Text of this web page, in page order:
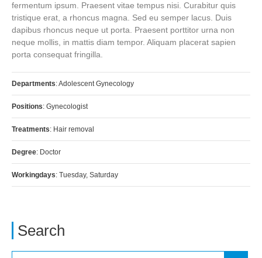
Search
fermentum ipsum. Praesent vitae tempus nisi. Curabitur quis
tristique erat, a rhoncus magna. Sed eu semper lacus. Duis
dapibus rhoncus neque ut porta. Praesent porttitor urna non
neque mollis, in mattis diam tempor. Aliquam placerat sapien
porta consequat fringilla.
Departments: Adolescent Gynecology
Positions: Gynecologist
Treatments: Hair removal
Degree: Doctor
Workingdays: Tuesday, Saturday